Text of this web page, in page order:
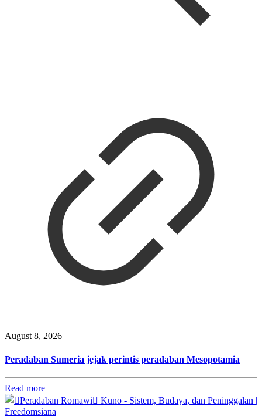
August 8, 2026
Peradaban Sumeria jejak perintis peradaban Mesopotamia
Read more